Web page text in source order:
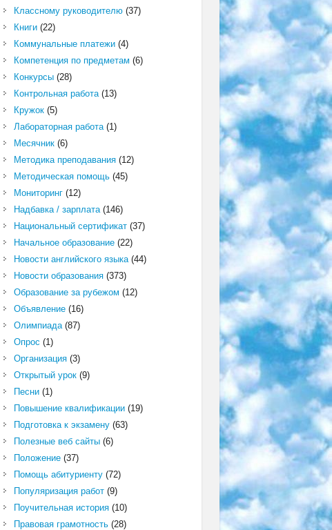
Классному руководителю(37)
Книги(22)
Коммунальные платежи(4)
Компетенция по предметам (6)
Конкурсы(28)
Контрольная работа(13)
Кружок(5)
Лабораторная работа(1)
Месячник(6)
Методика преподавания(12)
Методическая помощь(45)
Мониторинг(12)
Надбавка / зарплата(146)
Национальный сертификат(37)
Начальное образование(22)
Новости английского языка(44)
Новости образования(373)
Образование за рубежом (12)
Объявление(16)
Олимпиада(87)
Опрос (1)
Организация(3)
Открытый урок(9)
Песни(1)
Повышение квалификации(19)
Подготовка к экзамену(63)
Полезные веб сайты(6)
Положение(37)
Помощь абитуриенту(72)
Популяризация работ(9)
Поучительная история(10)
Правовая грамотность(28)